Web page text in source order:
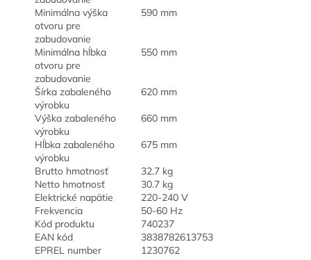
Minimálna výška
otvoru pre
zabudovanie
590 mm
Minimálna hĺbka
otvoru pre
zabudovanie
550 mm
Šírka zabaleného
výrobku
620 mm
Výška zabaleného
výrobku
660 mm
Hĺbka zabaleného
výrobku
675 mm
Brutto hmotnosť
32.7 kg
Netto hmotnosť
30.7 kg
Elektrické napätie
220-240 V
Frekvencia
50-60 Hz
Kód produktu
740237
EAN kód
3838782613753
EPREL number
1230762